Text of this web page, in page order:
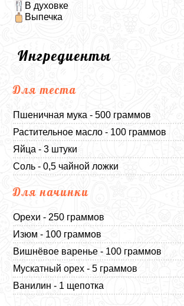
В духовке
Выпечка
Ингредиенты
Для теста
Пшеничная мука - 500 граммов
Растительное масло - 100 граммов
Яйца - 3 штуки
Соль - 0,5 чайной ложки
Для начинки
Орехи - 250 граммов
Изюм - 100 граммов
Вишнёвое варенье - 100 граммов
Мускатный орех - 5 граммов
Ванилин - 1 щепотка